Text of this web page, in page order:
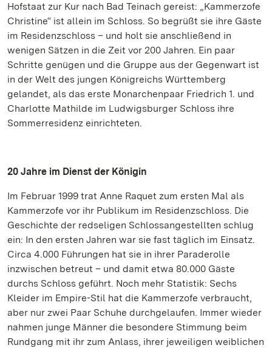
Hofstaat zur Kur nach Bad Teinach gereist: „Kammerzofe
Christine“ ist allein im Schloss. So begrüßt sie ihre Gäste
im Residenzschloss – und holt sie anschließend in
wenigen Sätzen in die Zeit vor 200 Jahren. Ein paar
Schritte genügen und die Gruppe aus der Gegenwart ist
in der Welt des jungen Königreichs Württemberg
gelandet, als das erste Monarchenpaar Friedrich 1. und
Charlotte Mathilde im Ludwigsburger Schloss ihre
Sommerresidenz einrichteten.
20 Jahre im Dienst der Königin
Im Februar 1999 trat Anne Raquet zum ersten Mal als
Kammerzofe vor ihr Publikum im Residenzschloss. Die
Geschichte der redseligen Schlossangestellten schlug
ein: In den ersten Jahren war sie fast täglich im Einsatz.
Circa 4.000 Führungen hat sie in ihrer Paraderolle
inzwischen betreut – und damit etwa 80.000 Gäste
durchs Schloss geführt. Noch mehr Statistik: Sechs
Kleider im Empire-Stil hat die Kammerzofe verbraucht,
aber nur zwei Paar Schuhe durchgelaufen. Immer wieder
nahmen junge Männer die besondere Stimmung beim
Rundgang mit ihr zum Anlass, ihrer jeweiligen weiblichen